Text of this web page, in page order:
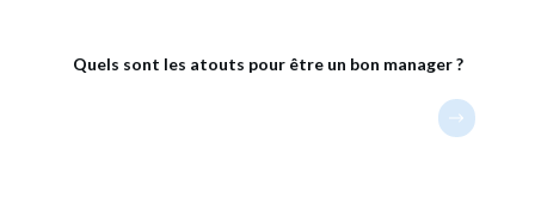
Quels sont les atouts pour être un bon manager ?